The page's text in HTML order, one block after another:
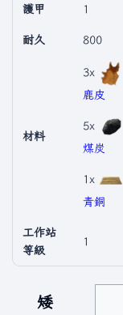
護甲 1
耐久 800
材料
3x
鹿皮
5x
煤炭
1x
青銅
工作站
等級
1
矮